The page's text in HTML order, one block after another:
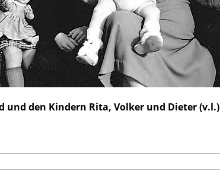
den Kindern Rita, Volker und Dieter (v.l.)